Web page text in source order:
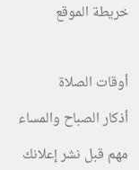
خدمات
خريطة الموقع
أوقات الصلاة
أذكار الصباح والمساء
مهم قبل نشر إعلانك